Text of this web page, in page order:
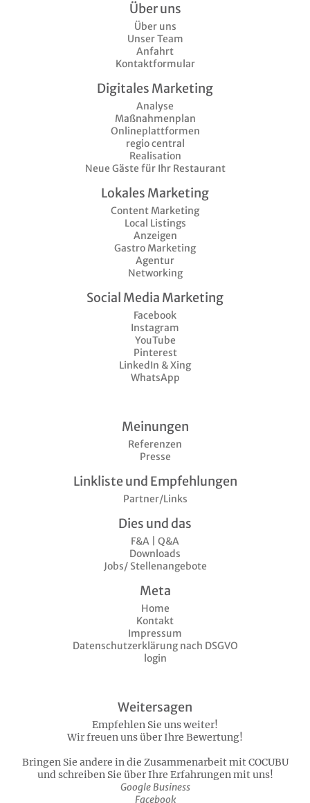
Über uns
Über uns
Unser Team
Anfahrt
Kontaktformular
Digitales Marketing
Analyse
Maßnahmenplan
Onlineplattformen
regio central
Realisation
Neue Gäste für Ihr Restaurant
Lokales Marketing
Content Marketing
Local Listings
Anzeigen
Gastro Marketing
Agentur
Networking
Social Media Marketing
Facebook
Instagram
YouTube
Pinterest
LinkedIn & Xing
WhatsApp
Meinungen
Referenzen
Presse
Linkliste und Empfehlungen
Partner/Links
Dies und das
F&A | Q&A
Downloads
Jobs/ Stellenangebote
Meta
Home
Kontakt
Impressum
Datenschutzerklärung nach DSGVO
login
Weitersagen
Empfehlen Sie uns weiter!
Wir freuen uns über Ihre Bewertung!
Bringen Sie andere in die Zusammenarbeit mit COCUBU
und schreiben Sie über Ihre Erfahrungen mit uns!
Google Business
Facebook